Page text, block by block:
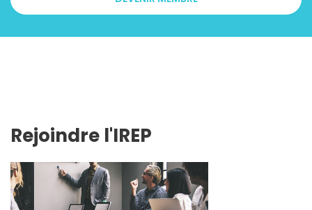
Rejoindre l'IREP